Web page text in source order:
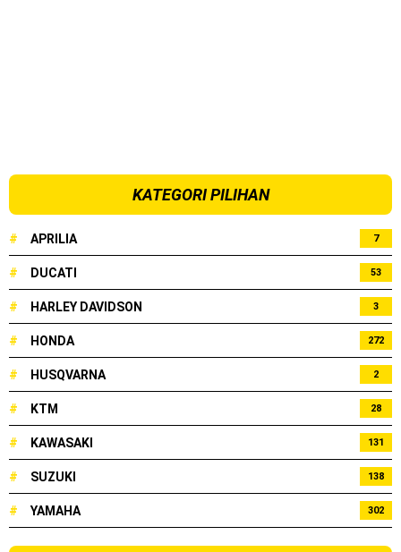
KATEGORI PILIHAN
# APRILIA 7
# DUCATI 53
# HARLEY DAVIDSON 3
# HONDA 272
# HUSQVARNA 2
# KTM 28
# KAWASAKI 131
# SUZUKI 138
# YAMAHA 302